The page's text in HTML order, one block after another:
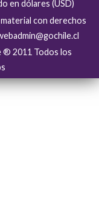
en dólares (USD)
con derechos
® 2011 Todos los